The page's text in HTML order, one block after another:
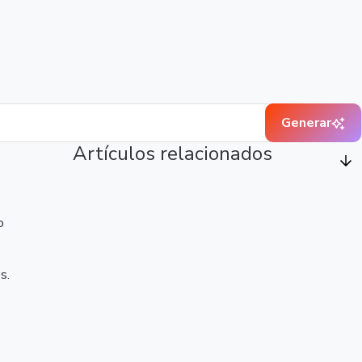
Generar
Artículos relacionados